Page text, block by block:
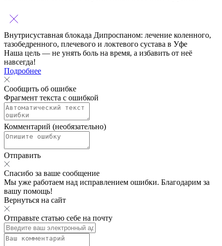
Внутрисуставная блокада Дипроспаном: лечение коленного,
тазобедренного, плечевого и локтевого сустава в Уфе
Наша цель — не унять боль на время, а избавить от неё
навсегда!
Подробнее
Сообщить об ошибке
Фрагмент текста с ошибкой
Комментарий (необязательно)
Отправить
Спасибо за ваше сообщение
Мы уже работаем над исправлением ошибки. Благодарим за
вашу помощь!
Вернуться на сайт
Отправьте статью себе на почту